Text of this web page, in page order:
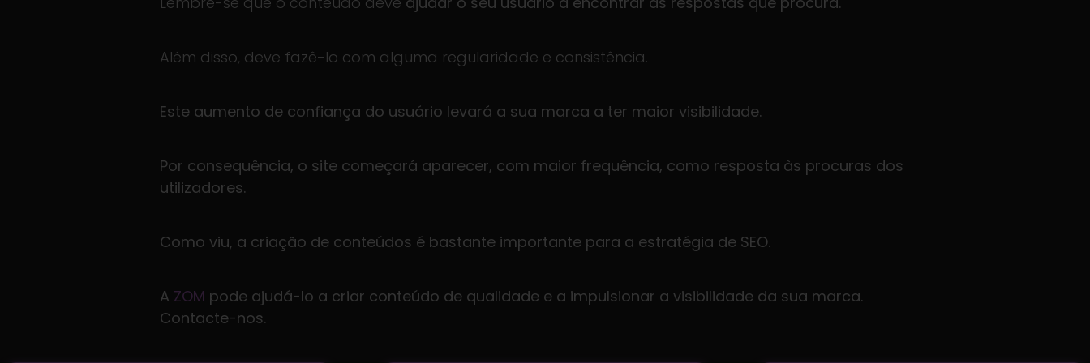
Além disso, deve fazê-lo com alguma regularidade e consistência.
Este aumento de confiança do usuário levará a sua marca a ter maior visibilidade.
Por consequência, o site começará aparecer, com maior frequência, como resposta às procuras dos
utilizadores.
Como viu, a criação de conteúdos é bastante importante para a estratégia de SEO.
A ZOM pode ajudá-lo a criar conteúdo de qualidade e a impulsionar a visibilidade da sua marca.
Contacte-nos.